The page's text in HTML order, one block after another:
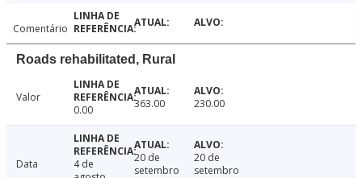
Comentário
Roads rehabilitated, Rural
Valor
0.00
363.00 230.00
Data
4 de
20 de
setembro
20 de
setembro